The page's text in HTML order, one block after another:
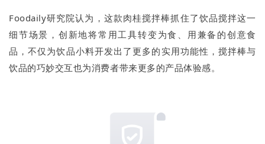
Foodaily研究院认为，这款肉桂搅拌棒抓住了饮品搅拌这一
细节场景，创新地将常用工具转变为食、用兼备的创意食
品，不仅为饮品小料开发出了更多的实用功能性，搅拌棒与
饮品的巧妙交互也为消费者带来更多的产品体验感。